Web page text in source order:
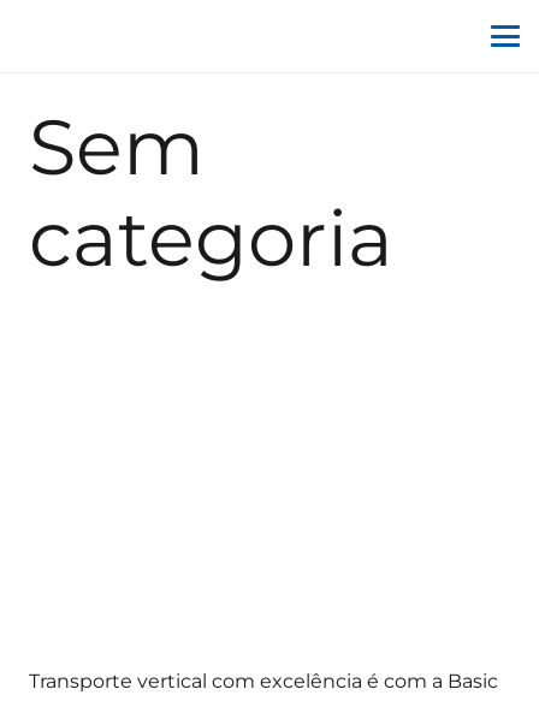
Sem
categoria
Transporte vertical com excelência é com a Basic